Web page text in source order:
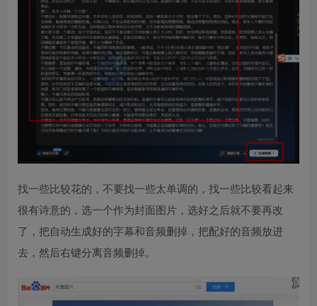
找一些比较花的，不要找一些太单调的，找一些比较看起来
很有诗意的，选一个作为封面图片，选好之后就不要再改
了，把自动生成好的字幕和音频删掉，把配好的音频放进
去，然后右键分离音频删掉。​